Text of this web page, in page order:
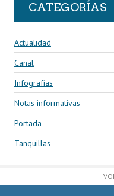
CATEGORÍAS
Actualidad
Canal
Infografías
Notas informativas
Portada
Tanquillas